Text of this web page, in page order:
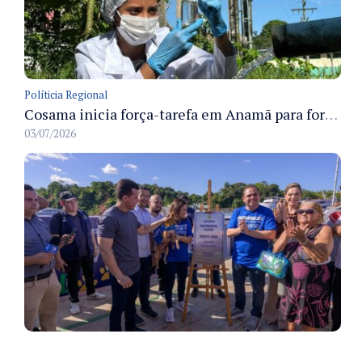
Políticia Regional
Cosama inicia força-tarefa em Anamã para fortalecer abastecimento de água e segurança hídrica da população
03/07/2026